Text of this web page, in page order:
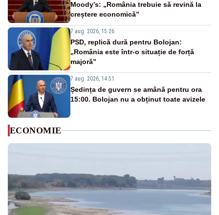
Moody’s: „România trebuie să revină la
creștere economică”
7 aug. 2026, 15:26
PSD, replică dură pentru Bolojan:
„România este într-o situație de forță
majoră”
7 aug. 2026, 14:51
Ședința de guvern se amână pentru ora
15:00. Bolojan nu a obținut toate avizele
ECONOMIE